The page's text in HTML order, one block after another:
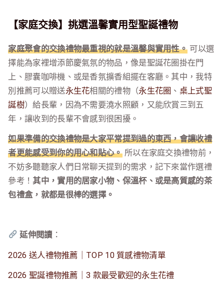
【家庭交換】挑選溫馨實用型聖誕禮物
家庭聚會的交換禮物最重視的就是溫馨與實用性。 可以選
擇能為家裡增添節慶氣氛的物品，像是聖誕花圈掛在門
上、膠囊咖啡機、或是香氛擴香組擺在客廳。其中，我特
別推薦可以贈送永生花相關的禮物（永生花圈 、 桌上式聖
誕樹）給長輩，因為不需要澆水照顧，又能欣賞三到五
年，讓收到的長輩不會感到很困擾。
如果準備的交換禮物是大家平常提到過的東西，會讓收禮
者更能感受到你的用心和貼心。所以在家庭交換禮物前，
不妨多聽聽家人們日常聊天提到的需求，記下來當作選禮
參考！ 其中，實用的居家小物、保溫杯、或是高質感的茶
包禮盒，就都是很棒的選擇。
延伸閱讀 ：
2026 送人禮物推薦｜TOP 10 質感禮物清單
2026 聖誕禮物推薦｜3 款最受歡迎的永生花禮